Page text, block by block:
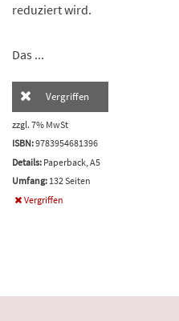
reduziert wird.
Das ...
Vergriffen
zzgl. 7% MwSt
ISBN:9783954681396
Details: Paperback, A5
Umfang: 132 Seiten
Vergriffen